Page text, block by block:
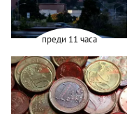
преди 11 часа